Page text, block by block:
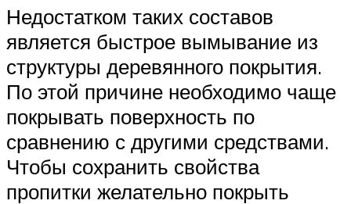
Недостатком таких составов
является быстрое вымывание из
структуры деревянного покрытия.
По этой причине необходимо чаще
покрывать поверхность по
сравнению с другими средствами.
Чтобы сохранить свойства
пропитки желательно покрыть